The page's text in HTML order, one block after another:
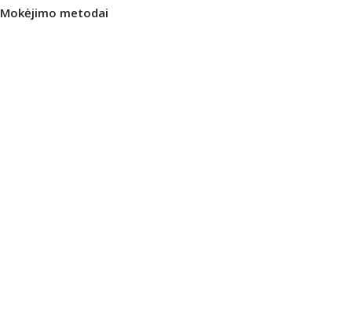
Mokėjimo metodai